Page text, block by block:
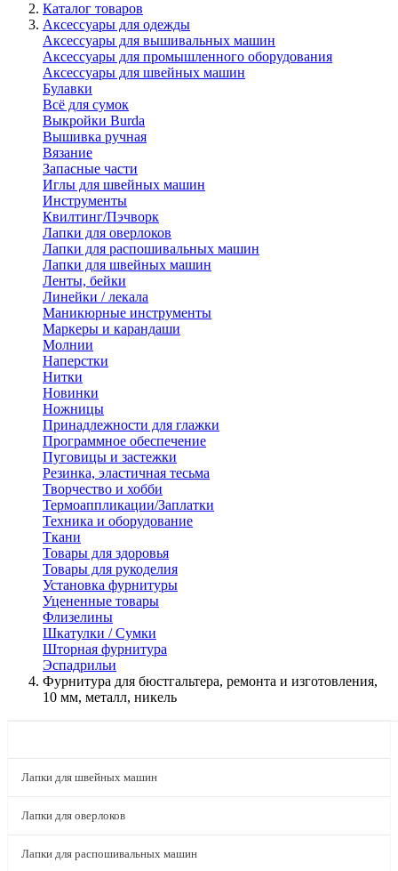
Каталог товаров
Аксессуары для одежды
Аксессуары для вышивальных машин
Аксессуары для промышленного оборудования
Аксессуары для швейных машин
Булавки
Всё для сумок
Выкройки Burda
Вышивка ручная
Вязание
Запасные части
Иглы для швейных машин
Инструменты
Квилтинг/Пэчворк
Лапки для оверлоков
Лапки для распошивальных машин
Лапки для швейных машин
Ленты, бейки
Линейки / лекала
Маникюрные инструменты
Маркеры и карандаши
Молнии
Наперстки
Нитки
Новинки
Ножницы
Принадлежности для глажки
Программное обеспечение
Пуговицы и застежки
Резинка, эластичная тесьма
Творчество и хобби
Термоаппликации/Заплатки
Техника и оборудование
Ткани
Товары для здоровья
Товары для рукоделия
Установка фурнитуры
Уцененные товары
Флизелины
Шкатулки / Сумки
Шторная фурнитура
Эспадрильи
Фурнитура для бюстгальтера, ремонта и изготовления,
10 мм, металл, никель
Лапки для швейных машин
Лапки для оверлоков
Лапки для распошивальных машин